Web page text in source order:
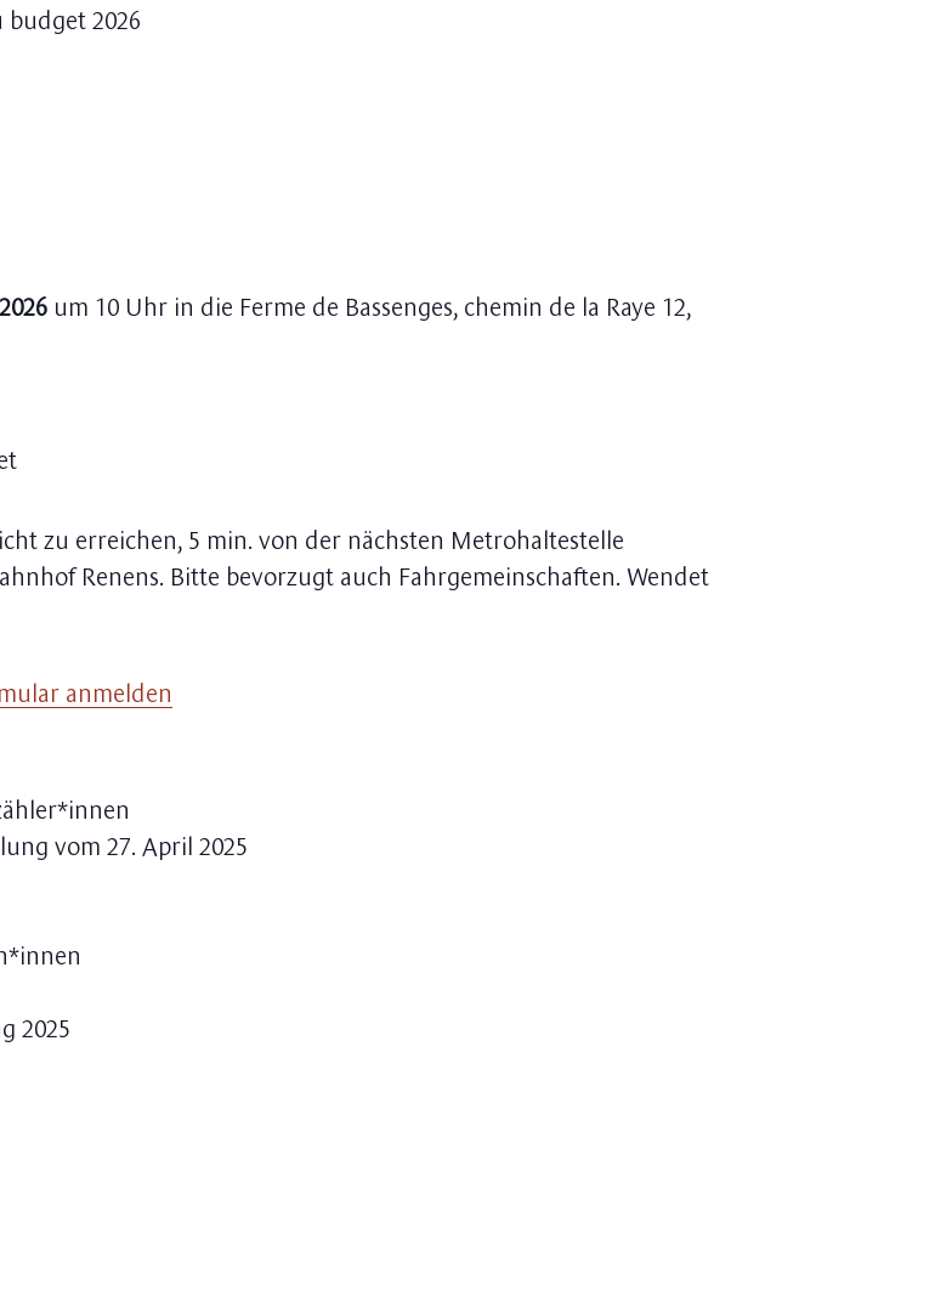
budget 2026
um 10 Uhr in die Ferme de Bassenges, chemin de la Raye 12,
zu erreichen, 5 min. von der nächsten Metrohaltestelle
Renens. Bitte bevorzugt auch Fahrgemeinschaften. Wendet
anmelden
vom 27. April 2025
2025